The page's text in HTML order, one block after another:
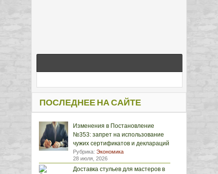
ПОСЛЕДНЕЕ НА САЙТЕ
Изменения в Постановление
№353: запрет на использование
чужих сертификатов и деклараций
Рубрика: Экономика
28 июля, 2026
Доставка стульев для мастеров в